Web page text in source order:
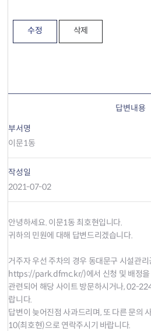
수정 삭제
답변내용
부서명
이문1동
작성일
2021-07-02
안녕하세요. 이문1동 최호현입니다.
귀하의 민원에 대해 답변드리겠습니다.
거주자 우선 주차의 경우 동대문구 시설관
https://park.dfmc.kr/)에서 신청 및 배정
관련되어 해당 사이트 방문하시거나, 02-
랍니다.
답변이 늦어진점 사과드리며, 또 다른 문의
10(최호현)으로 연락주시기 바랍니다.